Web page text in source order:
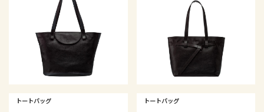
トートバッグ トートバッグ